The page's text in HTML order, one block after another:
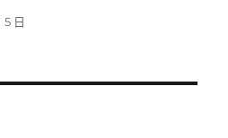
5 日